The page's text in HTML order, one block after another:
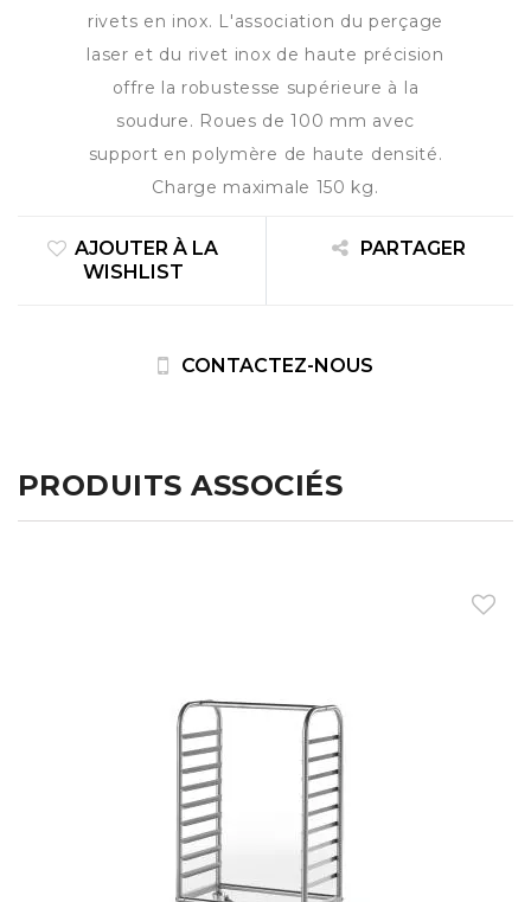
rivets en inox. L'association du perçage
laser et du rivet inox de haute précision
offre la robustesse supérieure à la
soudure. Roues de 100 mm avec
support en polymère de haute densité.
Charge maximale 150 kg.
AJOUTER À LA
WISHLIST
PARTAGER
CONTACTEZ-NOUS
PRODUITS ASSOCIÉS